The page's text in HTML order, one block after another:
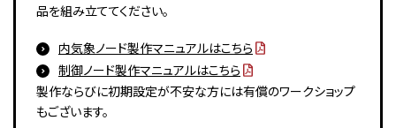
品を組み立ててください。
内気象ノード製作マニュアルはこちら
制御ノード製作マニュアルはこちら
製作ならびに初期設定が不安な方には有償のワークショップ
もございます。